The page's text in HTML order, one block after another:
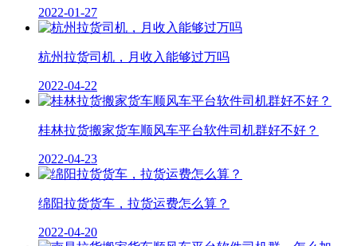
2022-01-27
杭州拉货司机，月收入能够过万吗
2022-04-22
桂林拉货搬家货车顺风车平台软件司机群好不好？
2022-04-23
绵阳拉货货车，拉货运费怎么算？
2022-04-20